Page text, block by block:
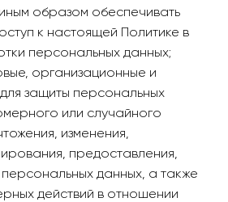
образом обеспечивать
к настоящей Политике в
персональных данных;
организационные и
защиты персональных
или случайного
изменения,
предоставления,
данных, а также
действий в отношении